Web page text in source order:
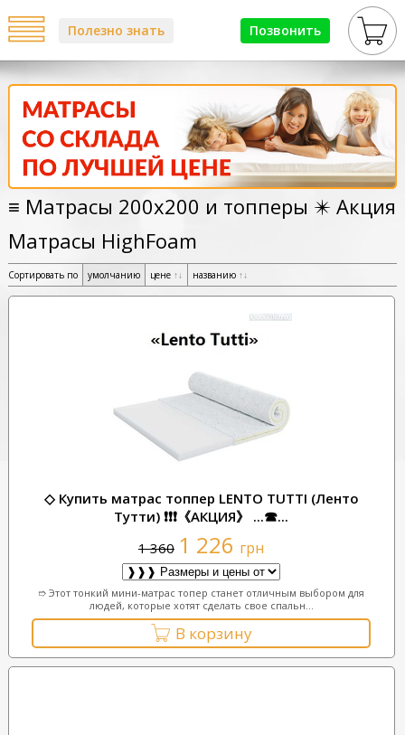
Позвонить
Полезно знать
≡ Матрасы 200х200 и топперы ✴️ Акция
Матрасы HighFoam
Сортировать по умолчанию цене ↑↓ названию ↑↓
◇ Купить матрас топпер LENTO TUTTI (Ленто
Тутти) ❗❗❗《АКЦИЯ》 ...☎...
1 360 1 226 грн
➱ Этот тонкий мини-матрас топер станет отличным выбором для
людей, которые хотят сделать свое спальн...
В корзину